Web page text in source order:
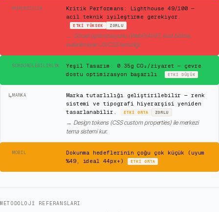
MÜHENDISLIK
Kritik Performans: Lighthouse 49/100 —
acil teknik iyileştirme gerekiyor.
ETKIYÜKSEK ZORLU
→ Görsel optimizasyonu (WebP/AVIF), kod bölme,
kullanılmayan JS/CSS temizliği.
SÜRDÜRÜLEBILIRLIK
Yeşil Tasarım: 0.35g CO₂/ziyaret — çevre
dostu optimizasyon başarılı.
ETKI DÜŞÜK
↳MARKA
Marka tutarlılığı geliştirilebilir — renk
sistemi ve tipografi hiyerarşisi yeniden
tasarlanabilir.
ETKIORTA ZORLU
→ Design tokens (CSS custom properties) ile merkezi
tema sistemi kur.
MOBIL
Dokunma hedeflerinin çoğu çok küçük (uyum
%49, ideal 44px+)
ETKI ORTA
METODOLOJI REFERANSLARI